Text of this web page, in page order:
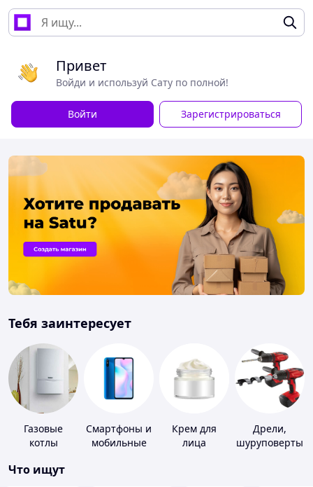
Привет
Войди и используй Сату по полной!
Войти Зарегистрироваться
Тебя заинтересует
Газовые
котлы
Смартфоны и
мобильные
Крем для
лица
Дрели,
шуруповерты
Что ищут